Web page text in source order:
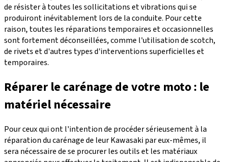
de résister à toutes les sollicitations et vibrations qui se
produiront inévitablement lors de la conduite. Pour cette
raison, toutes les réparations temporaires et occasionnelles
sont fortement déconseillées, comme l'utilisation de scotch,
de rivets et d'autres types d'interventions superficielles et
temporaires.
Réparer le carénage de votre moto : le
matériel nécessaire
Pour ceux qui ont l'intention de procéder sérieusement à la
réparation du carénage de leur Kawasaki par eux-mêmes, il
sera nécessaire de se procurer les outils et les matériaux